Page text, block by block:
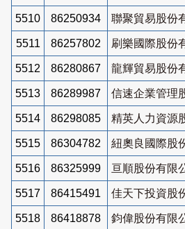
5510 86250934 聯聚貿易股份
5511 86257802 刷樂國際股份
5512 86280867 龍輝貿易股份
5513 86289987 信速企業管理
5514 86298085 精英人力資源
5515 86304782 紐奧良國際股
5516 86325999 亘順股份有限
5517 86415491 佳天下投資股
5518 86418878 鈞偉股份有限